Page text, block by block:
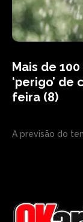
Mais de
‘perigo’
feira (8)
A previsão do